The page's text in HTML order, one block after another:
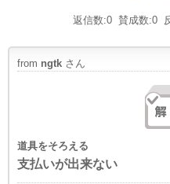
賛成数:0
返信数:0
from ngtk さん
道具をそろえる
支払いが出来ない